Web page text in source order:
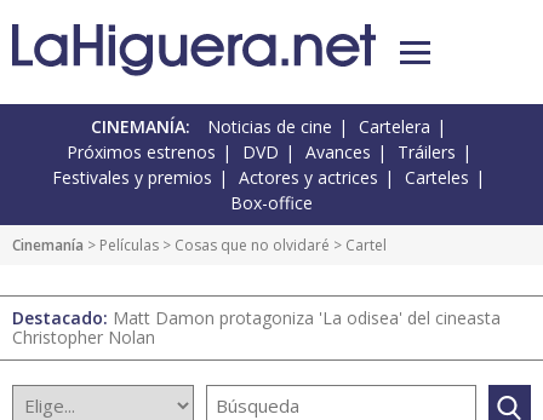
CINEMANÍA: Noticias de cine
Cartelera
Próximos estrenos
DVD Avances
Tráilers
Festivales y premios
Actores y actrices
Carteles
Box-office
Cinemanía > Películas > Cosas que no olvidaré > Cartel
Destacado: Matt Damon protagoniza 'La odisea' del cineasta
Christopher Nolan